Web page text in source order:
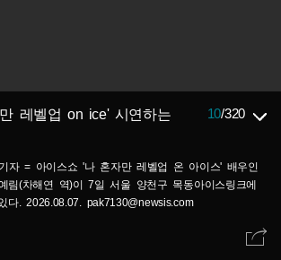
레벨업 on ice' 시연하는
10/320
자 = 아이스쇼 '나 혼자만 레벨업 온 아이스' 배우인
림(차해연 역)이 7일 서울 양천구 목동아이스링크에
. 2026.08.07. pak7130@newsis.com